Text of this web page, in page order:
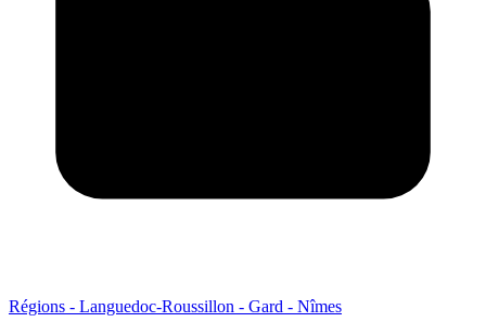
Régions - Languedoc-Roussillon - Gard - Nîmes